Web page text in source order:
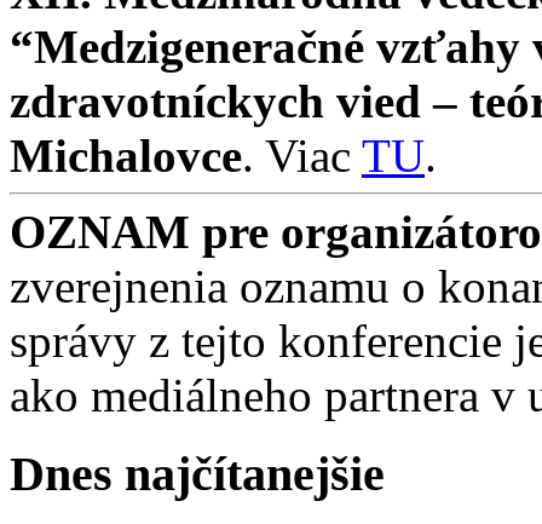
“Medzigeneračné vzťahy
zdravotníckych vied –
Michalovce. Viac TU.
OZNAM pre
zverejnenia oznamu o
správy z tejto konferencie
ako mediálneho partnera v
Dnes najčítanejšie